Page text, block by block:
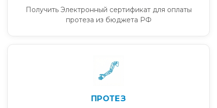
Получить Электронный сертификат для оплаты
протеза из бюджета РФ
ПРОТЕЗ